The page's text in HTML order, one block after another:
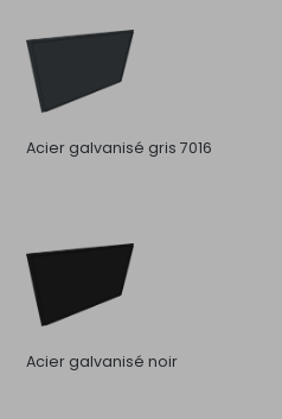
Acier galvanisé gris 7016
Acier galvanisé noir